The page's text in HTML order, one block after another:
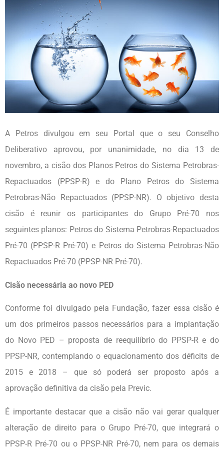
A Petros divulgou em seu Portal que o seu Conselho
Deliberativo aprovou, por unanimidade, no dia 13 de
novembro, a cisão dos Planos Petros do Sistema Petrobras-
Repactuados (PPSP-R) e do Plano Petros do Sistema
Petrobras-Não Repactuados (PPSP-NR). O objetivo desta
cisão é reunir os participantes do Grupo Pré-70 nos
seguintes planos: Petros do Sistema Petrobras-Repactuados
Pré-70 (PPSP-R Pré-70) e Petros do Sistema Petrobras-Não
Repactuados Pré-70 (PPSP-NR Pré-70).
Cisão necessária ao novo PED
Conforme foi divulgado pela Fundação, fazer essa cisão é
um dos primeiros passos necessários para a implantação
do Novo PED – proposta de reequilíbrio do PPSP-R e do
PPSP-NR, contemplando o equacionamento dos déficits de
2015 e 2018 – que só poderá ser proposto após a
aprovação definitiva da cisão pela Previc.
É importante destacar que a cisão não vai gerar qualquer
alteração de direito para o Grupo Pré-70, que integrará o
PPSP-R Pré-70 ou o PPSP-NR Pré-70, nem para os demais